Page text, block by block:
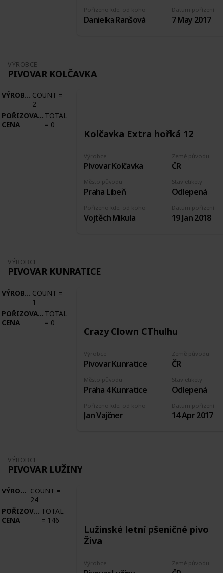
Pořízeno kde, od koho
Danielka Ranšová
Datum pořízení
7 May 2017
VÝROBCE
PIVOVAR KOLČAVKA
VÝROBCE COUNT =
2
POŘIZOVACÍ
CENA
TOTAL
= 0
Kolčavka Extra hořká 12
Výrobce
Pivovar Kolčavka
Země původu
ČR
Pořízeno kde, od koho
Vojtěch Mikula
Stav etikety
Odlepená
Datum pořízení
19 Jan 2018
Město původu
Praha Libeň
VÝROBCE
PIVOVAR KUNRATICE
VÝROBCE COUNT =
1
POŘIZOVACÍ
CENA
TOTAL
= 0
Crazy Clown CThulhu
Výrobce
Pivovar Kunratice
Země původu
ČR
Pořízeno kde, od koho
Jan Vajčner
Stav etikety
Odlepená
Datum pořízení
14 Apr 2017
Město původu
Praha 4 Kunratice
VÝROBCE
PIVOVAR LUŽINY
VÝROBCE COUNT =
24
POŘIZOVACÍ
CENA
TOTAL
= 146
Lužinské letní pšeničné pivo
Živa
Výrobce Země původu